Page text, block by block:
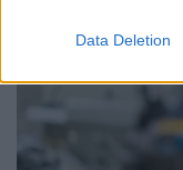
Data Deletion